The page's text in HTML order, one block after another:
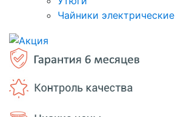
Чайники электрические